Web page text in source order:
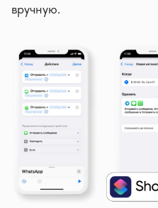
вручную.